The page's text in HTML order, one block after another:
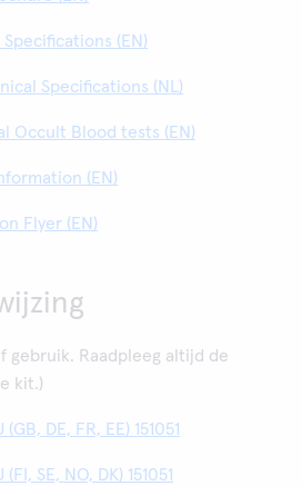
(EN)
Specifications (NL)
Occult Blood tests (EN)
(EN)
Flyer (EN)
gebruik. Raadpleeg altijd de
kit.)
DE, FR, EE) 151051
SE, NO, DK) 151051